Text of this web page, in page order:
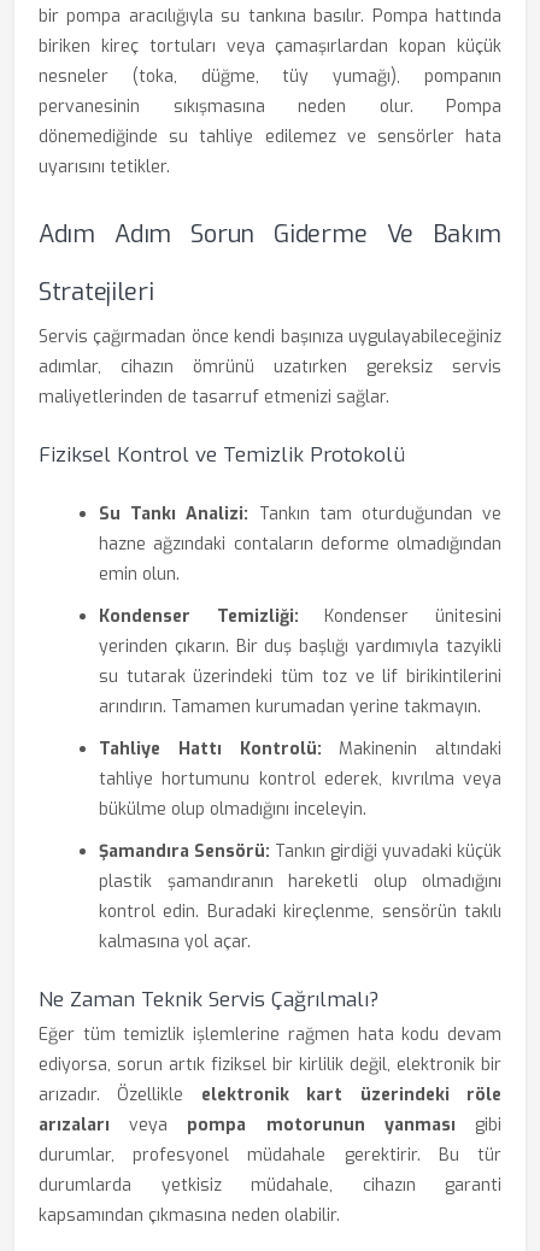
bir pompa aracılığıyla su tankına basılır. Pompa hattında
biriken kireç tortuları veya çamaşırlardan kopan küçük
nesneler (toka, düğme, tüy yumağı), pompanın
pervanesinin sıkışmasına neden olur. Pompa
dönemediğinde su tahliye edilemez ve sensörler hata
uyarısını tetikler.
Adım Adım Sorun Giderme Ve Bakım
Stratejileri
Servis çağırmadan önce kendi başınıza uygulayabileceğiniz
adımlar, cihazın ömrünü uzatırken gereksiz servis
maliyetlerinden de tasarruf etmenizi sağlar.
Fiziksel Kontrol ve Temizlik Protokolü
Su Tankı Analizi: Tankın tam oturduğundan ve
hazne ağzındaki contaların deforme olmadığından
emin olun.
Kondenser Temizliği: Kondenser ünitesini
yerinden çıkarın. Bir duş başlığı yardımıyla tazyikli
su tutarak üzerindeki tüm toz ve lif birikintilerini
arındırın. Tamamen kurumadan yerine takmayın.
Tahliye Hattı Kontrolü: Makinenin altındaki
tahliye hortumunu kontrol ederek, kıvrılma veya
bükülme olup olmadığını inceleyin.
Şamandıra Sensörü: Tankın girdiği yuvadaki küçük
plastik şamandıranın hareketli olup olmadığını
kontrol edin. Buradaki kireçlenme, sensörün takılı
kalmasına yol açar.
Ne Zaman Teknik Servis Çağrılmalı?
Eğer tüm temizlik işlemlerine rağmen hata kodu devam
ediyorsa, sorun artık fiziksel bir kirlilik değil, elektronik bir
arızadır. Özellikle elektronik kart üzerindeki röle
arızaları veya pompa motorunun yanması gibi
durumlar, profesyonel müdahale gerektirir. Bu tür
durumlarda yetkisiz müdahale, cihazın garanti
kapsamından çıkmasına neden olabilir.